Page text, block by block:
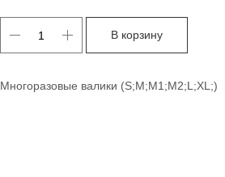
В корзину
Многоразовые валики (S;M;M1;M2;L;XL;)